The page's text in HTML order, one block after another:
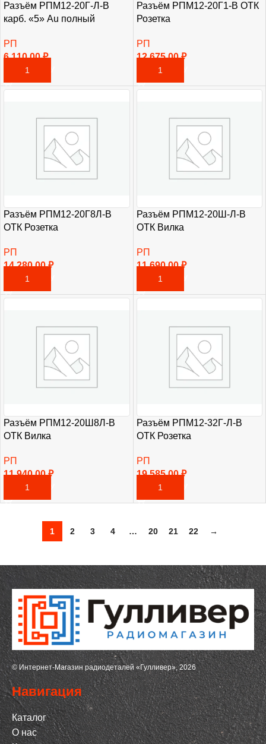
Разъём РПМ12-20Г-Л-В
карб. «5» Au полный
РП
6 110,00₽
В КОРЗИНУ
Разъём РПМ12-20Г1-В ОТК
Розетка
РП
12 675,00₽
В КОРЗИНУ
Разъём РПМ12-20Г8Л-В
ОТК Розетка
РП
14 280,00₽
В КОРЗИНУ
Разъём РПМ12-20Ш-Л-В
ОТК Вилка
РП
11 690,00₽
В КОРЗИНУ
Разъём РПМ12-20Ш8Л-В
ОТК Вилка
РП
11 940,00₽
В КОРЗИНУ
Разъём РПМ12-32Г-Л-В
ОТК Розетка
РП
19 585,00₽
В КОРЗИНУ
1 2 3 4 … 20 21 22 →
© Интернет-Магазин радиодеталей «Гулливер», 2026
Навигация
Каталог
О нас